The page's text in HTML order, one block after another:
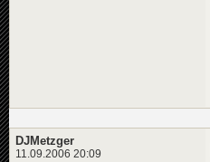
DJMetzger
11.09.2006 20:09